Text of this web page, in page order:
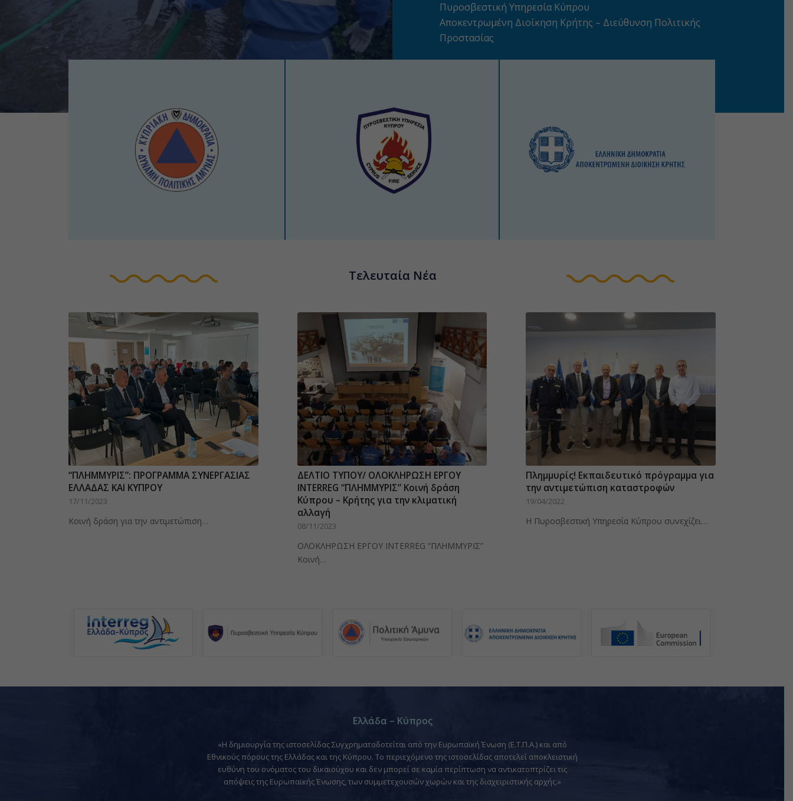
Πυροσβεστική Υπηρεσία Κύπρου
Αποκεντρωμένη Διοίκηση Κρήτης – Διεύθυνση Πολιτικής
Προστασίας
Τελευταία Νέα
“ΠΛΗΜΜΥΡΙΣ”: ΠΡΟΓΡΑΜΜΑ ΣΥΝΕΡΓΑΣΙΑΣ
ΕΛΛΑΔΑΣ ΚΑΙ ΚΥΠΡΟΥ
17/11/2023
Κοινή δράση για την αντιμετώπιση…
ΔΕΛΤΙΟ ΤΥΠΟΥ/ ΟΛΟΚΛΗΡΩΣΗ ΕΡΓΟΥ
INTERREG “ΠΛΗΜΜΥΡΙΣ” Κοινή δράση
Κύπρου – Κρήτης για την κλιματική
αλλαγή
08/11/2023
ΟΛΟΚΛΗΡΩΣΗ ΕΡΓΟΥ INTERREG “ΠΛΗΜΜΥΡΙΣ”
Κοινή…
Πλημμυρίς! Eκπαιδευτικό πρόγραμμα για
την αντιμετώπιση καταστροφών
19/04/2022
Η Πυροσβεστική Υπηρεσία Κύπρου συνεχίζει…
ΠΡΟΣΚΛΗΣΗ ΣΕ ΔΗΜΟΣΙΟΓΡΑΦΙΚΗ
ΔΙΑΣΚΕΨΗ – Παρουσίαση έργου
«Πλημμυρίς»
26/11/2021
Η Πυροσβεστική Υπηρεσία Κύπρου σας…
Πλημμυρίς! Συνεργασία Ελλάδας Κύπρου
για την αντιμετώπιση καταστροφών
26/11/2021
Η Πυροσβεστική Υπηρεσία Κύπρου
ανακοινώνει…
«Η δημιουργία της ιστοσελίδας Συγχρηματοδοτείται από την Ευρωπαϊκή Ένωση (Ε.Τ.Π.Α.) και από
απόψεις της Ευρωπαϊκής Ένωσης, των συμμετεχουσών χωρών και της διαχειριστικής αρχής.»
Επικοινωνία